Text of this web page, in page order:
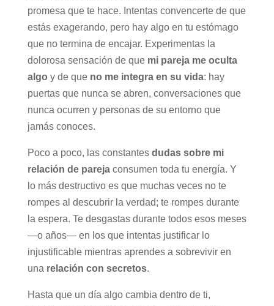
promesa que te hace. Intentas convencerte de que
estás exagerando, pero hay algo en tu estómago
que no termina de encajar. Experimentas la
dolorosa sensación de que mi pareja me oculta
algo y de que no me integra en su vida: hay
puertas que nunca se abren, conversaciones que
nunca ocurren y personas de su entorno que
jamás conoces.
Poco a poco, las constantes dudas sobre mi
relación de parejaconsumen toda tu energía. Y
lo más destructivo es que muchas veces no te
rompes al descubrir la verdad; te rompes durante
la espera. Te desgastas durante todos esos meses
—o años— en los que intentas justificar lo
injustificable mientras aprendes a sobrevivir en
una relación con secretos.
Hasta que un día algo cambia dentro de ti,